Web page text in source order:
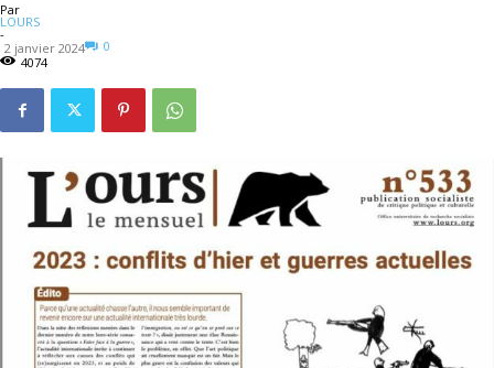
Par
LOURS
-
2 janvier 2024
0
4074